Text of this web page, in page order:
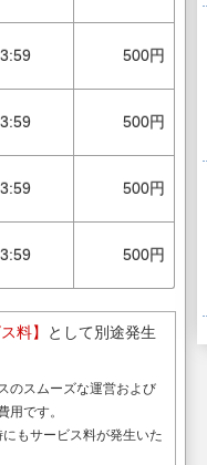
500円
500円
500円
500円
料】
として別途発生
のスムーズな運営および
用です。
もサービス料が発生いた